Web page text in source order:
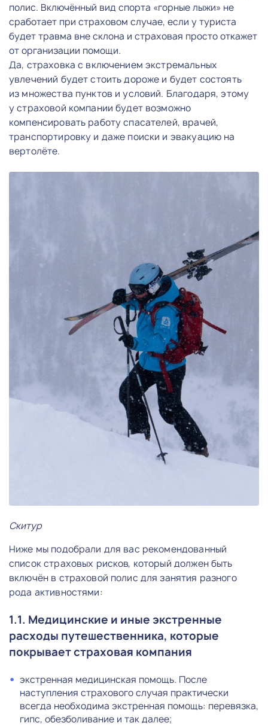
полис. Включённый вид спорта «горные лыжи» не
сработает при страховом случае, если у туриста
будет травма вне склона и страховая просто откажет
от организации помощи.
Да, страховка с включением экстремальных
увлечений будет стоить дороже и будет состоять
из множества пунктов и условий. Благодаря, этому
у страховой компании будет возможно
компенсировать работу спасателей, врачей,
транспортировку и даже поиски и эвакуацию на
вертолёте.
Скитур
Ниже мы подобрали для вас рекомендованный
список страховых рисков, который должен быть
включён в страховой полис для занятия разного
рода активностями:
1.1. Медицинские и иные экстренные
расходы путешественника, которые
покрывает страховая компания
экстренная медицинская помощь. После
наступления страхового случая практически
всегда необходима экстренная помощь: перевязка,
гипс, обезболивание и так далее;